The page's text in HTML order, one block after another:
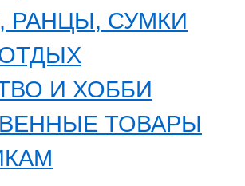
РАНЦЫ, СУМКИ
И ХОББИ
ТОВАРЫ